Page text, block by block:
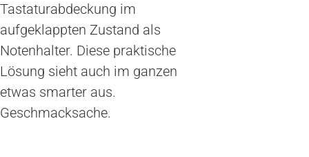
Tastaturabdeckung im
aufgeklappten Zustand als
Notenhalter. Diese praktische
Lösung sieht auch im ganzen
etwas smarter aus.
Geschmacksache.